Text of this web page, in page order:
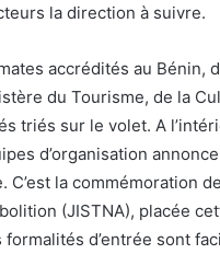
la direction à suivre.
accrédités au Bénin,
du Tourisme, de la
triés sur le volet. A
d’organisation
la commémoration
(JISTNA), placée
d’entrée sont